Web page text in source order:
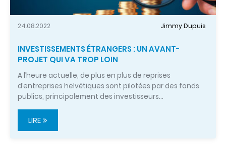
24.08.2022 Jimmy Dupuis
INVESTISSEMENTS ÉTRANGERS : UN AVANT-
PROJET QUI VA TROP LOIN
A l’heure actuelle, de plus en plus de reprises
d’entreprises helvétiques sont pilotées par des fonds
publics, principalement des investisseurs…
LIRE